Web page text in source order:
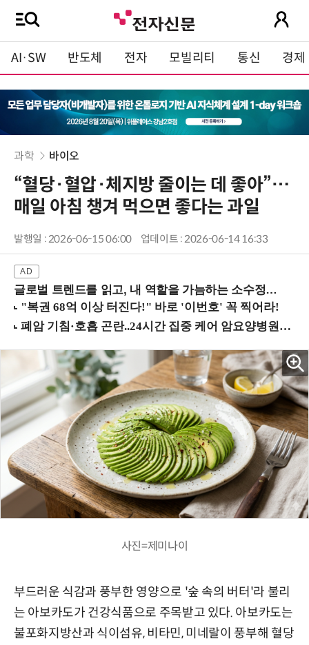
AI·SW 반도체 전자 모빌리티 통신 경제
과학 바이오
“혈당·혈압·체지방 줄이는 데 좋아”…
매일 아침 챙겨 먹으면 좋다는 과일
발행일 : 2026-06-15 06:00 업데이트 : 2026-06-14 16:33
글로벌 트렌드를 읽고, 내 역할을 가늠하는 소수정예 실습 워크숍 (8/28 신논현역)
사진=제미나이
부드러운 식감과 풍부한 영양으로 '숲 속의 버터'라 불리
는 아보카도가 건강식품으로 주목받고 있다. 아보카도는
불포화지방산과 식이섬유, 비타민, 미네랄이 풍부해 혈당